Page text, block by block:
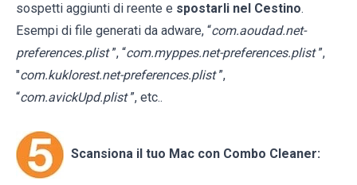
sospetti aggiunti di reente e spostarli nel Cestino.
Esempi di file generati da adware, “com.aoudad.net-
preferences.plist ”, “com.myppes.net-preferences.plist ”,
"com.kuklorest.net-preferences.plist ”,
“com.avickUpd.plist ”, etc..
Scansiona il tuo Mac con Combo Cleaner: